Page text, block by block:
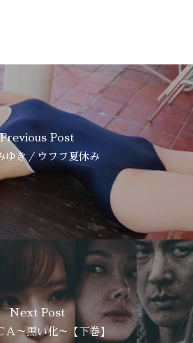
Previous Post
ゆき／ウフフ夏休み
Next Post
Ａ～黒い化～【下巻】